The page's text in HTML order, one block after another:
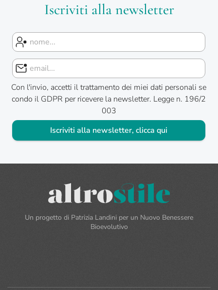
Iscriviti alla newsletter
Con l'invio, accetti il trattamento dei miei dati personali se
condo il GDPR per ricevere la newsletter. Legge n. 196/2
003
Iscriviti alla newsletter, clicca qui
Un progetto di Patrizia Landini per un Nuovo Benessere
Bioevolutivo